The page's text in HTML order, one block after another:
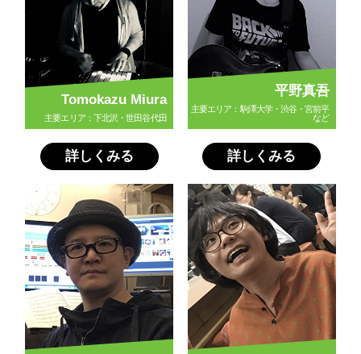
Tomokazu Miura
主要エリア：下北沢・世田谷代田
詳しくみる
平野真吾
主要エリア：駒澤大学・渋谷・宮前平
など
詳しくみる